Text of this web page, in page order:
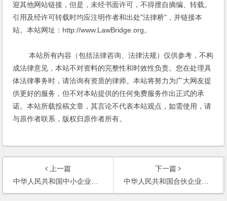
迎其他网站链接，但是，未经书面许可，不得擅自摘编、转载。
引用及经许可转载时均应注明作者和出处"法律桥"，并链接本
站。本站网址：http://www.LawBridge.org。
本站所有内容（包括法律咨询、法律法规）仅供参考，不构
成法律意见，本站不对资料的完整性和时效性负责。您在处理具
体法律事务时，请洽询有资质的律师。本站将努力为广大网友提
供更好的服务，但不对本站提供的任何免费服务作出正式的承
诺。本站所载投稿文章，其言论不代表本站观点，如需使用，请
与原作者联系，版权归原作者所有。
上一篇
中华人民共和国中小企业促进法
下一篇
中华人民共和国合伙企业法(2006)